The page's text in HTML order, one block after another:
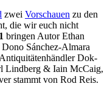
zwei Vorschauen zu den
die wir euch nicht
bringen Autor Ethan
Sánchez-Almara
Dok-
Lindberg & Iain McCaig,
stammt von Rod Reis.